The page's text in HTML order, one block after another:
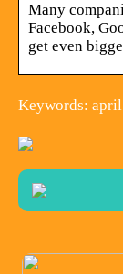
Many
Facebook,
get even
Keywords: